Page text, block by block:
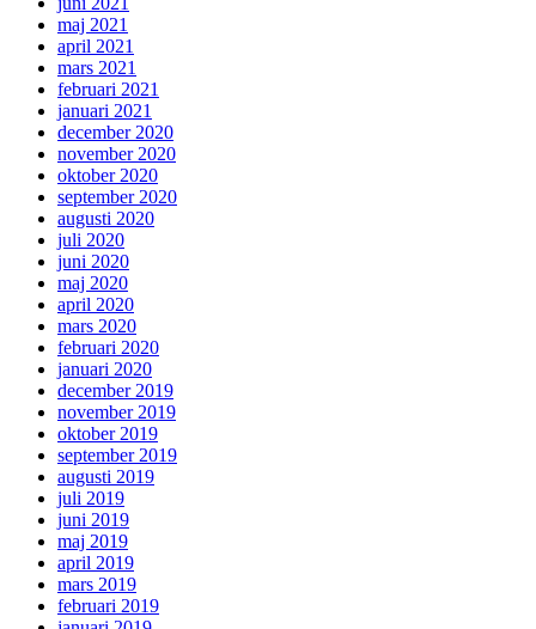
maj 2021
april 2021
mars 2021
februari 2021
januari 2021
december 2020
november 2020
oktober 2020
september 2020
augusti 2020
juli 2020
juni 2020
maj 2020
april 2020
mars 2020
februari 2020
januari 2020
december 2019
november 2019
oktober 2019
september 2019
augusti 2019
juli 2019
juni 2019
maj 2019
april 2019
mars 2019
februari 2019